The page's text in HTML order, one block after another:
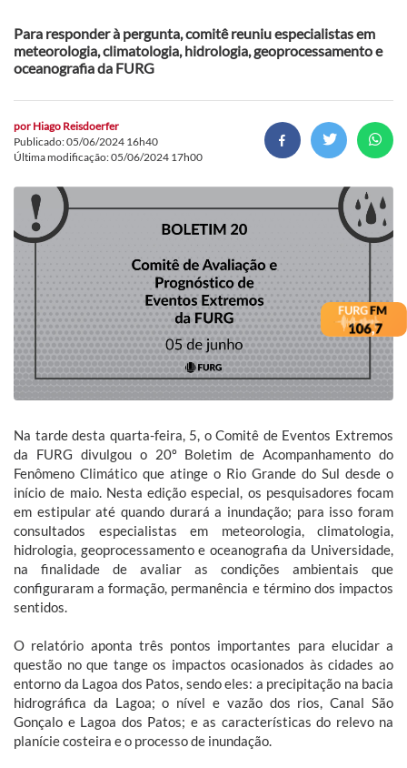
Para responder à pergunta, comitê reuniu especialistas em
meteorologia, climatologia, hidrologia, geoprocessamento e
oceanografia da FURG
por Hiago Reisdoerfer
Publicado: 05/06/2024 16h40
Última modificação: 05/06/2024 17h00
Na tarde desta quarta-feira, 5, o Comitê de Eventos Extremos
da FURG divulgou o 20º Boletim de Acompanhamento do
Fenômeno Climático que atinge o Rio Grande do Sul desde o
início de maio. Nesta edição especial, os pesquisadores focam
em estipular até quando durará a inundação; para isso foram
consultados especialistas em meteorologia, climatologia,
hidrologia, geoprocessamento e oceanografia da Universidade,
na finalidade de avaliar as condições ambientais que
configuraram a formação, permanência e término dos impactos
sentidos.
O relatório aponta três pontos importantes para elucidar a
questão no que tange os impactos ocasionados às cidades ao
entorno da Lagoa dos Patos, sendo eles: a precipitação na bacia
hidrográfica da Lagoa; o nível e vazão dos rios, Canal São
Gonçalo e Lagoa dos Patos; e as características do relevo na
planície costeira e o processo de inundação.